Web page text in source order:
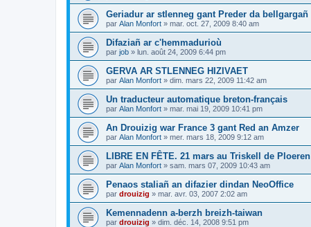
Geriadur ar stlenneg gant Preder da bellgargañ
par Alan Monfort » mar. oct. 27, 2009 8:40 am
Difaziañ ar c'hemmadurioù
par job » lun. août 24, 2009 6:44 pm
GERVA AR STLENNEG HIZIVAET
par Alan Monfort » dim. mars 22, 2009 11:42 am
Un traducteur automatique breton-français
par Alan Monfort » mar. mai 19, 2009 10:41 pm
An Drouizig war France 3 gant Red an Amzer
par Alan Monfort » mer. mars 18, 2009 9:12 am
LIBRE EN FÊTE. 21 mars au Triskell de Ploeren
par Alan Monfort » sam. mars 07, 2009 10:43 am
Penaos staliañ an difazier dindan NeoOffice
par drouizig » mar. avr. 03, 2007 2:02 am
Kemennadenn a-berzh breizh-taiwan
par drouizig » dim. déc. 14, 2008 9:51 pm